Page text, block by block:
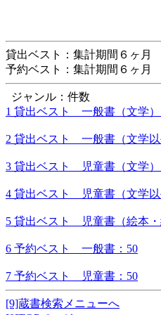
貸出ベスト：集計期間６ヶ月
予約ベスト：集計期間６ヶ月
ジャンル：件数
1 貸出ベスト 一般書（文学）
2 貸出ベスト 一般書（文学以
3 貸出ベスト 児童書（文学）
4 貸出ベスト 児童書（文学以
5 貸出ベスト 児童書（絵本・
6 予約ベスト 一般書：50
7 予約ベスト 児童書：50
[9]蔵書検索メニューへ